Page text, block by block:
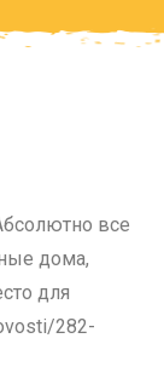
все
дома,
для
282-